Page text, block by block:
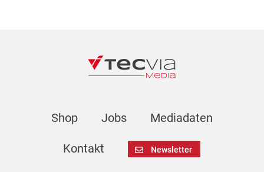
Shop Jobs Mediadaten
Kontakt Newsletter